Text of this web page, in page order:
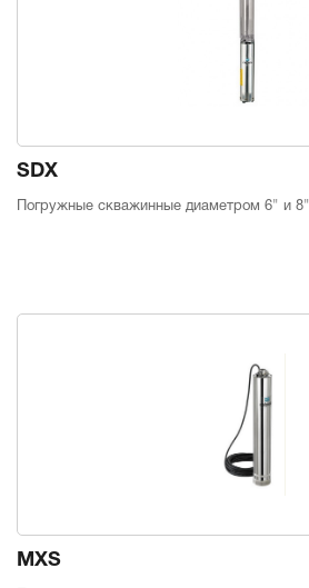
SDX
Погружные скважинные диаметром 6" и 8"
MXS